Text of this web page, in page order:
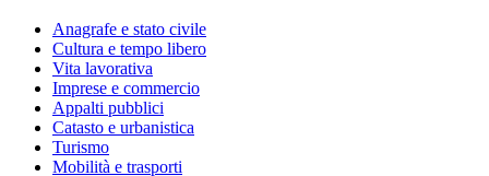
Anagrafe e stato civile
Cultura e tempo libero
Vita lavorativa
Imprese e commercio
Appalti pubblici
Catasto e urbanistica
Turismo
Mobilità e trasporti